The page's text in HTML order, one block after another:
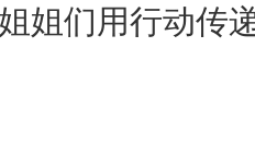
姐们用行动传